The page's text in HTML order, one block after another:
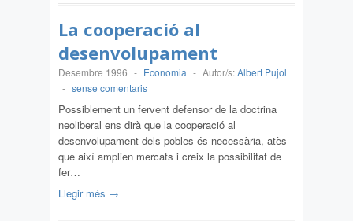
La cooperació al
desenvolupament
Desembre 1996 - Economia - Autor/s:Albert Pujol
- sense comentaris
Possiblement un fervent defensor de la doctrina
neoliberal ens dirà que la cooperació al
desenvolupament dels pobles és necessària, atès
que així amplien mercats i creix la possibilitat de
fer…
Llegir més →